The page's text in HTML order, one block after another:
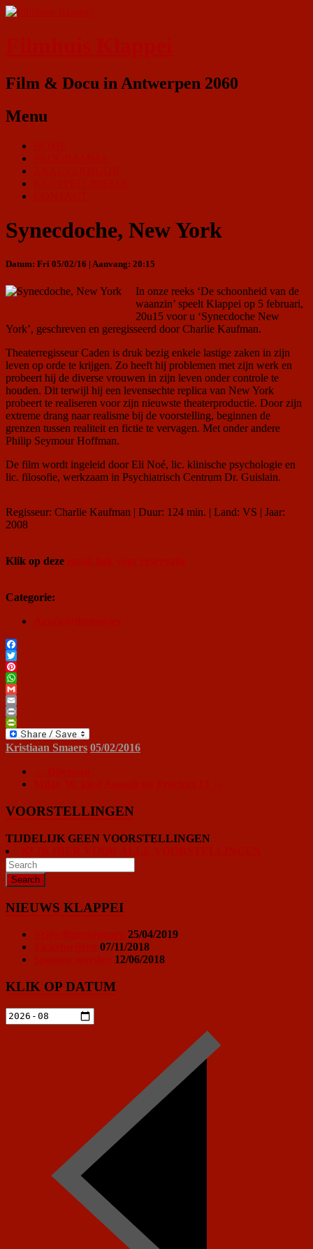
Film & Docu in Antwerpen 2060
Menu
Synecdoche, New York
Datum: Fri 05/02/16 | Aanvang: 20:15
In onze reeks ‘De schoonheid van de
waanzin’ speelt Klappei op 5 februari,
20u15 voor u ‘Synecdoche New
York’, geschreven en geregisseerd door Charlie Kaufman.
Theaterregisseur Caden is druk bezig enkele lastige zaken in zijn
leven op orde te krijgen. Zo heeft hij problemen met zijn werk en
probeert hij de diverse vrouwen in zijn leven onder controle te
houden. Dit terwijl hij een levensechte replica van New York
probeert te realiseren voor zijn nieuwste theaterproductie. Door zijn
extreme drang naar realisme bij de voorstelling, beginnen de
grenzen tussen realiteit en fictie te vervagen. Met onder andere
Philip Seymour Hoffman.
De film wordt ingeleid door Eli Noé, lic. klinische psychologie en
lic. filosofie, werkzaam in Psychiatrisch Centrum Dr. Guislain.
Regisseur: Charlie Kaufman | Duur: 124 min. | Land: VS | Jaar:
2008
Klik op deze
Categorie:
Facebook
Twitter
Pinterest
WhatsApp
Gmail
Email
Print
PrintFriendly
Kristiaan Smaers 05/02/2016
VOORSTELLINGEN
TIJDELIJK GEEN VOORSTELLINGEN
NIEUWS KLAPPEI
25/04/2019
07/11/2018
12/06/2018
KLIK OP DATUM